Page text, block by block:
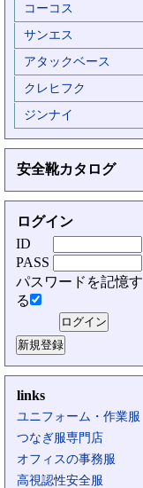
コーコス
サンエス
アタックベース
クレヒフク
ジンナイ
安全靴カタログ
ログイン
ID
PASS
パスワードを記憶す
る
links
ユニフォーム・作業服
つなぎ服専門店
オフィスの事務服
高視認性安全服